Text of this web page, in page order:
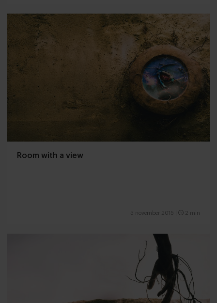
Room with a view
5 november 2015 2 min